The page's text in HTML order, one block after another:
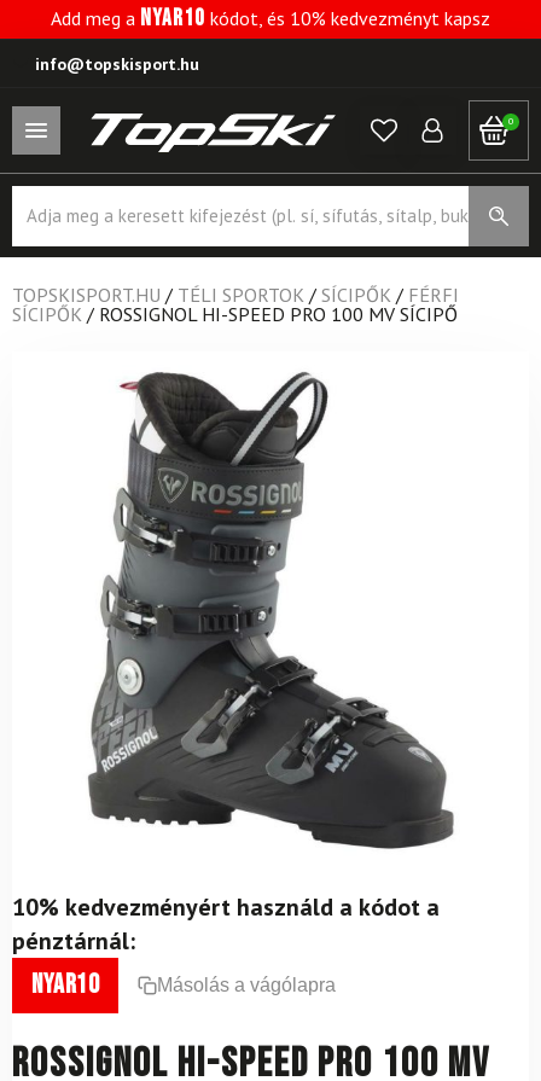
Add meg a NYAR10 kódot, és 10% kedvezményt kapsz
info@topskisport.hu
0
search
TOPSKISPORT.HU / TÉLI SPORTOK / SÍCIPŐK / FÉRFI
SÍCIPŐK / ROSSIGNOL HI-SPEED PRO 100 MV SÍCIPŐ
10% kedvezményért használd a kódot a
pénztárnál:
nyar10 Másolás a vágólapra
ROSSIGNOL Hi-Speed Pro 100 MV